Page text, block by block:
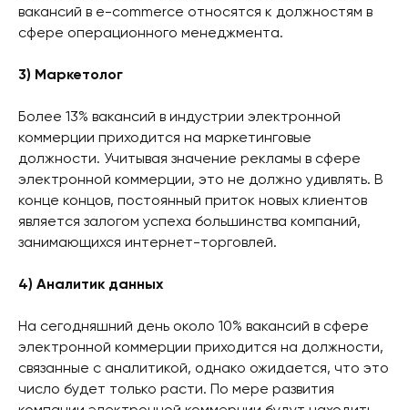
вакансий в e-commerce относятся к должностям в
сфере операционного менеджмента.
3) Маркетолог
Более 13% вакансий в индустрии электронной
коммерции приходится на маркетинговые
должности. Учитывая значение рекламы в сфере
электронной коммерции, это не должно удивлять. В
конце концов, постоянный приток новых клиентов
является залогом успеха большинства компаний,
занимающихся интернет-торговлей.
4) Аналитик данных
На сегодняшний день около 10% вакансий в сфере
электронной коммерции приходится на должности,
связанные с аналитикой, однако ожидается, что это
число будет только расти. По мере развития